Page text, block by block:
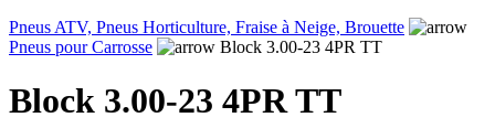
Pneus ATV, Pneus Horticulture, Fraise à Neige, Brouette
Pneus pour Carrosse
Block 3.00-23 4PR TT
Block 3.00-23 4PR TT